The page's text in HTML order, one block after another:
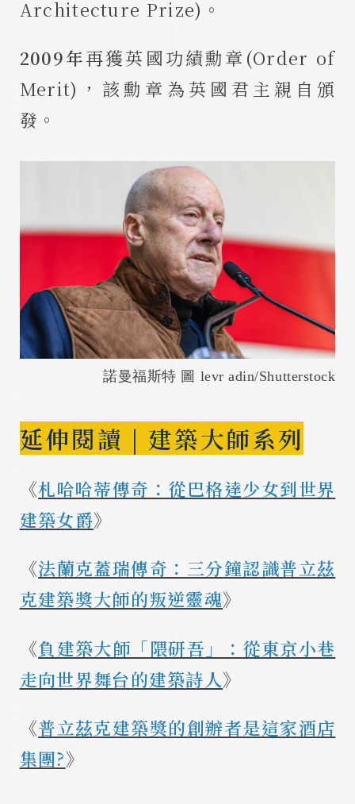
Architecture Prize)。
2009年再獲英國功績勳章(Order of
Merit)，該勳章為英國君主親自頒
發。
諾曼福斯特 圖 levr adin/Shutterstock
延伸閱讀 | 建築大師系列
《札哈哈蒂傳奇：從巴格達少女到世界
建築女爵》
《法蘭克蓋瑞傳奇：三分鐘認識普立茲
克建築獎大師的叛逆靈魂》
《負建築大師「隈研吾」：從東京小巷
走向世界舞台的建築詩人》
《普立茲克建築獎的創辦者是這家酒店
集團?》